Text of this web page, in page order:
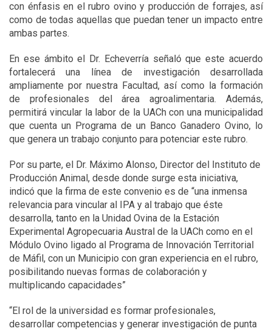
con énfasis en el rubro ovino y producción de forrajes, así
como de todas aquellas que puedan tener un impacto entre
ambas partes.
En ese ámbito el Dr. Echeverría señaló que este acuerdo
fortalecerá una línea de investigación desarrollada
ampliamente por nuestra Facultad, así como la formación
de profesionales del área agroalimentaria. Además,
permitirá vincular la labor de la UACh con una municipalidad
que cuenta un Programa de un Banco Ganadero Ovino, lo
que genera un trabajo conjunto para potenciar este rubro.
Por su parte, el Dr. Máximo Alonso, Director del Instituto de
Producción Animal, desde donde surge esta iniciativa,
indicó que la firma de este convenio es de “una inmensa
relevancia para vincular al IPA y al trabajo que éste
desarrolla, tanto en la Unidad Ovina de la Estación
Experimental Agropecuaria Austral de la UACh como en el
Módulo Ovino ligado al Programa de Innovación Territorial
de Máfil, con un Municipio con gran experiencia en el rubro,
posibilitando nuevas formas de colaboración y
multiplicando capacidades”
“El rol de la universidad es formar profesionales,
desarrollar competencias y generar investigación de punta